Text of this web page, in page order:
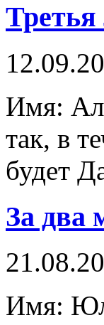
Имя:
так, в
будет
За два
Имя: